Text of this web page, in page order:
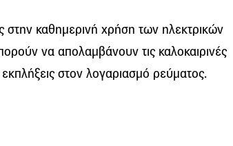
στην καθημερινή χρήση των ηλεκτρικών
να απολαμβάνουν τις καλοκαιρινές
στον λογαριασμό ρεύματος.